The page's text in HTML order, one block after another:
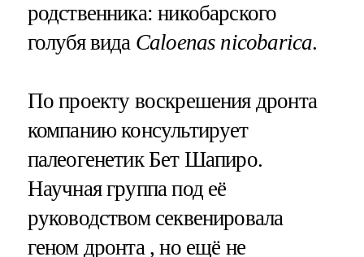
родственника: никобарского
голубя вида Caloenas nicobarica.
По проекту воскрешения дронта
компанию консультирует
палеогенетик Бет Шапиро.
Научная группа под её
руководством секвенировала
геном дронта , но ещё не